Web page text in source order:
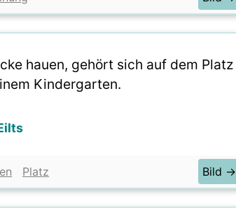
hauen, gehört sich auf dem Platz
Kindergarten.
Platz Bild →